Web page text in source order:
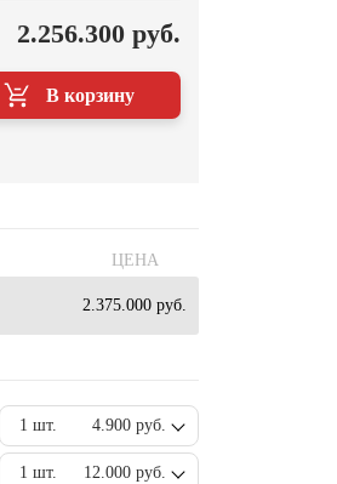
2.256.300 руб.
В корзину
ЦЕНА
2.375.000 руб.
1 шт. 4.900 руб.
1 шт. 12.000 руб.